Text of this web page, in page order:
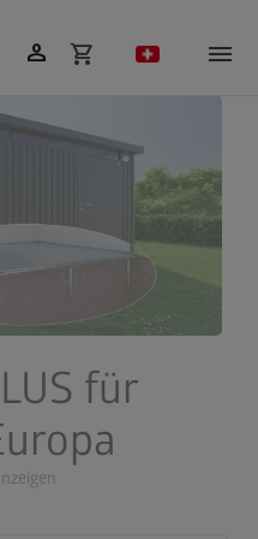
person shopping_cart
für